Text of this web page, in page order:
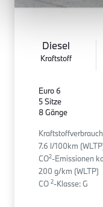
Diesel
Kraftstoff
Euro 6
5 Sitze
8 Gänge
7.6 l/100km
CO2-Emissionen
200 g/km (WLTP)
CO 2-Klasse: G